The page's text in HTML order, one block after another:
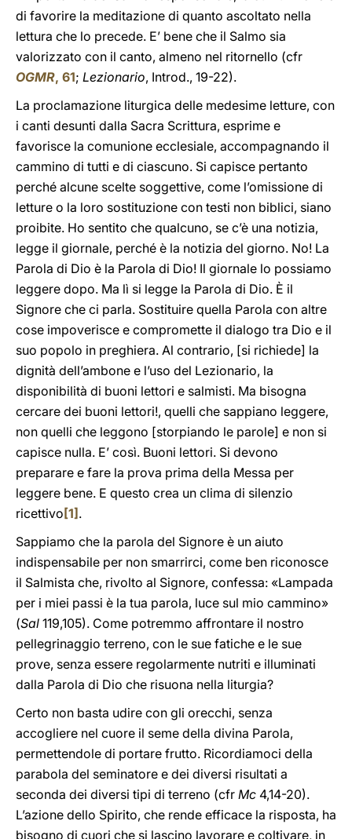
di favorire la meditazione di quanto ascoltato nella
lettura che lo precede. E’ bene che il Salmo sia
valorizzato con il canto, almeno nel ritornello (cfr
OGMR, 61; Lezionario, Introd., 19-22).
La proclamazione liturgica delle medesime letture, con
i canti desunti dalla Sacra Scrittura, esprime e
favorisce la comunione ecclesiale, accompagnando il
cammino di tutti e di ciascuno. Si capisce pertanto
perché alcune scelte soggettive, come l’omissione di
letture o la loro sostituzione con testi non biblici, siano
proibite. Ho sentito che qualcuno, se c’è una notizia,
legge il giornale, perché è la notizia del giorno. No! La
Parola di Dio è la Parola di Dio! Il giornale lo possiamo
leggere dopo. Ma lì si legge la Parola di Dio. È il
Signore che ci parla. Sostituire quella Parola con altre
cose impoverisce e compromette il dialogo tra Dio e il
suo popolo in preghiera. Al contrario, [si richiede] la
dignità dell’ambone e l’uso del Lezionario, la
disponibilità di buoni lettori e salmisti. Ma bisogna
cercare dei buoni lettori!, quelli che sappiano leggere,
non quelli che leggono [storpiando le parole] e non si
capisce nulla. E’ così. Buoni lettori. Si devono
preparare e fare la prova prima della Messa per
leggere bene. E questo crea un clima di silenzio
ricettivo [1] .
Sappiamo che la parola del Signore è un aiuto
indispensabile per non smarrirci, come ben riconosce
il Salmista che, rivolto al Signore, confessa: «Lampada
per i miei passi è la tua parola, luce sul mio cammino»
(Sal 119,105). Come potremmo affrontare il nostro
pellegrinaggio terreno, con le sue fatiche e le sue
prove, senza essere regolarmente nutriti e illuminati
dalla Parola di Dio che risuona nella liturgia?
Certo non basta udire con gli orecchi, senza
accogliere nel cuore il seme della divina Parola,
permettendole di portare frutto. Ricordiamoci della
parabola del seminatore e dei diversi risultati a
seconda dei diversi tipi di terreno (cfr Mc 4,14-20).
L’azione dello Spirito, che rende efficace la risposta, ha
bisogno di cuori che si lascino lavorare e coltivare, in